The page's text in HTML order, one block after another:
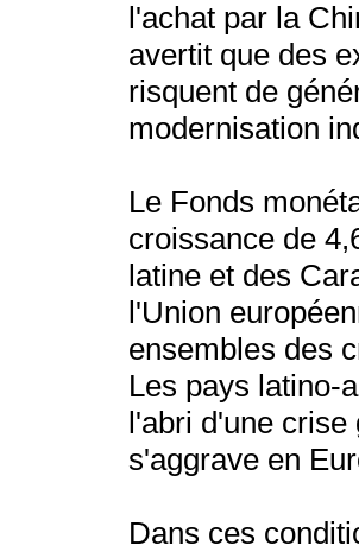
l'achat par la
avertit que des
risquent de
modernisation
Le Fonds
croissance de
latine et des
l'Union
ensembles des
Les pays latino-
l'abri d'une
s'aggrave en
Dans ces